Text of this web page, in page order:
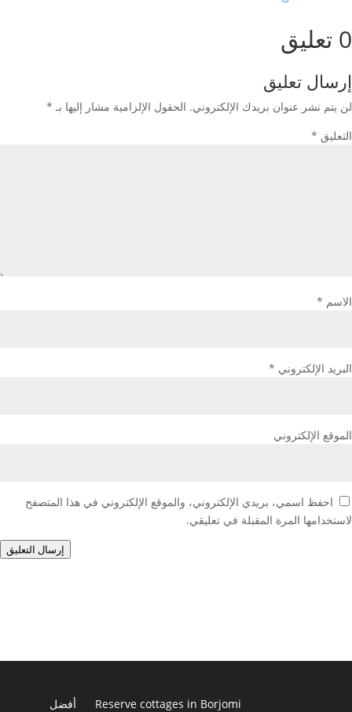
0 تعليق
إرسال تعليق
لن يتم نشر عنوان بريدك الإلكتروني. الحقول الإلزامية مشار إليها بـ *
التعليق *
الاسم *
البريد الإلكتروني *
الموقع الإلكتروني
احفظ اسمي، بريدي الإلكتروني، والموقع الإلكتروني في هذا المتصفح
لاستخدامها المرة المقبلة في تعليقي.
إرسال التعليق
Reserve cottages in Borjomi
أفضل